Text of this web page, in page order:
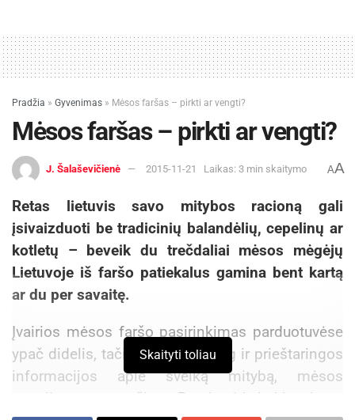
Pradžia » Gyvenimas » Mėsos faršas – pirkti ar vengti?
Mėsos faršas – pirkti ar vengti?
J. Šalaševičienė 2015-11-21 Laikas: 3 min skaitymo AA
Retas lietuvis savo mitybos racioną gali
įsivaizduoti be tradicinių balandėlių, cepelinų ar
kotletų – beveik du trečdaliai mėsos mėgėjų
Lietuvoje iš faršo patiekalus gamina bent kartą
ar du per savaitę.
Įvairios mėsos faršo pasirinkimas parduotuvėse
ypač didelis, tačiau tiek pat daug ir prieštaringos
informacijos apie sveiką mitybą, mėsos
vartojimą ar paruošimą. Pagrįstai kyla klausimas
Skaityti toliau